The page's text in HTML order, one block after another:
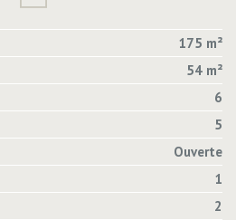
175 m²
54 m²
6
5
Ouverte
1
2